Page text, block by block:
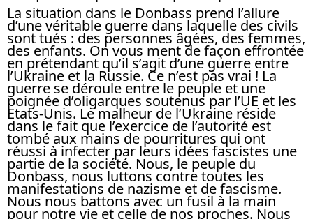
La situation dans le Donbass prend l’allure
d’une véritable guerre dans laquelle des civils
sont tués : des personnes âgées, des femmes,
des enfants. On vous ment de façon effrontée
en prétendant qu’il s’agit d’une guerre entre
l’Ukraine et la Russie. Ce n’est pas vrai ! La
guerre se déroule entre le peuple et une
poignée d’oligarques soutenus par l’UE et les
Etats-Unis. Le malheur de l’Ukraine réside
dans le fait que l’exercice de l’autorité est
tombé aux mains de pourritures qui ont
réussi à infecter par leurs idées fascistes une
partie de la société. Nous, le peuple du
Donbass, nous luttons contre toutes les
manifestations de nazisme et de fascisme.
Nous nous battons avec un fusil à la main
pour notre vie et celle de nos proches. Nous